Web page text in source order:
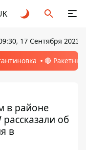
17 Сентября 2023
🔴
в районе
об
в